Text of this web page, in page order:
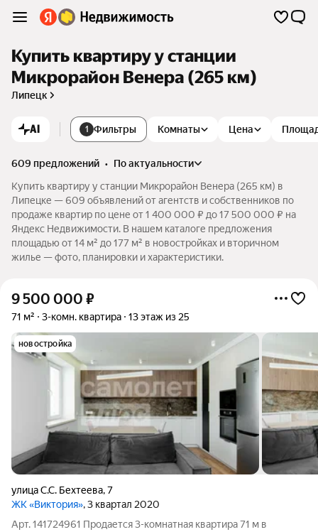
Купить квартиру у станции
Микрорайон Венера (265 км)
Липецк
AI 1 Фильтры Комнаты Цена
609 предложений •
по актуальности
Купить квартиру у станции Микрорайон Венера (265 км) в
Липецке — 609 объявлений от агентств и собственников по
продаже квартир по цене от 1 400 000 ₽ до 17 500 000 ₽ на
Яндекс Недвижимости. В нашем каталоге предложения
площадью от 14 м² до 177 м² в новостройках и вторичном
жилье — фото, планировки и характеристики.
9 500 000 ₽
71 м² 3-комн. квартира 13 этаж из 25
новостройка
улица С.С. Бехтеева,7
ЖК «Виктория», 3 квартал 2020
Арт. 141724961 Продается 3-комнатная квартира 71 м в